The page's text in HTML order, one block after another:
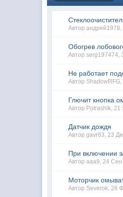
Авторандрей1978,
Обогрев
Авторserg197474,
Не работает
Автор ShadowRFG,
Глючит кнопка
Автор Potrashik,21
Датчик дождя
Авторgavr63,23
При включении
Авторaaa9,24 Сен
Моторчик
Автор Severok,26